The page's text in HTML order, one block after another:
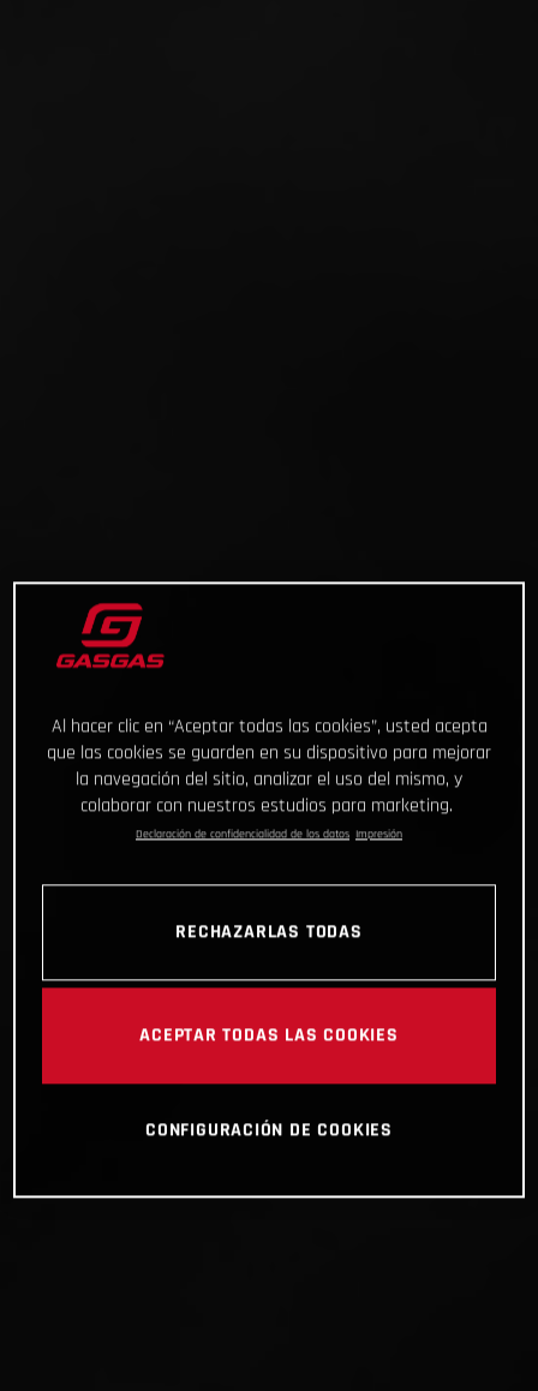
Al hacer clic en “Aceptar todas las cookies”, usted acepta
que las cookies se guarden en su dispositivo para mejorar
la navegación del sitio, analizar el uso del mismo, y
colaborar con nuestros estudios para marketing.
Declaración de confidencialidad de los datos Impresión
RECHAZARLAS TODAS
ACEPTAR TODAS LAS COOKIES
CONFIGURACIÓN DE COOKIES